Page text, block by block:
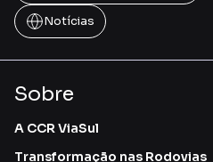
Notícias
Sobre
A CCR ViaSul
Transformação nas Rodovias